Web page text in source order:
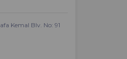
Kemal Blv. No: 91